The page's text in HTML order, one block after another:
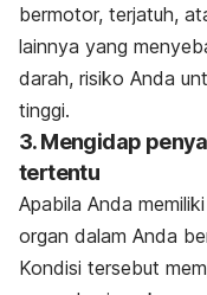
bermotor, terjatuh,
lainnya yang
darah, risiko Anda
tinggi.
3. Mengidap
tertentu
Apabila Anda
organ dalam Anda
Kondisi tersebut